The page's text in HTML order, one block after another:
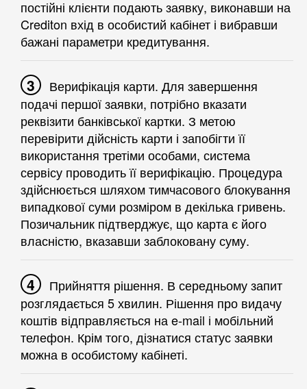
постійні клієнти подають заявку, виконавши на
Crediton вхід в особистий кабінет і вибравши
бажані параметри кредитування.
Верифікація карти. Для завершення
подачі першої заявки, потрібно вказати
реквізити банківської картки. З метою
перевірити дійсність карти і запобігти її
використання третіми особами, система
сервісу проводить її верифікацію. Процедура
здійснюється шляхом тимчасового блокування
випадкової суми розміром в декілька гривень.
Позичальник підтверджує, що карта є його
власністю, вказавши заблоковану суму.
Прийняття рішення. В середньому запит
розглядається 5 хвилин. Рішення про видачу
коштів відправляється на e-mail і мобільний
телефон. Крім того, дізнатися статус заявки
можна в особистому кабінеті.